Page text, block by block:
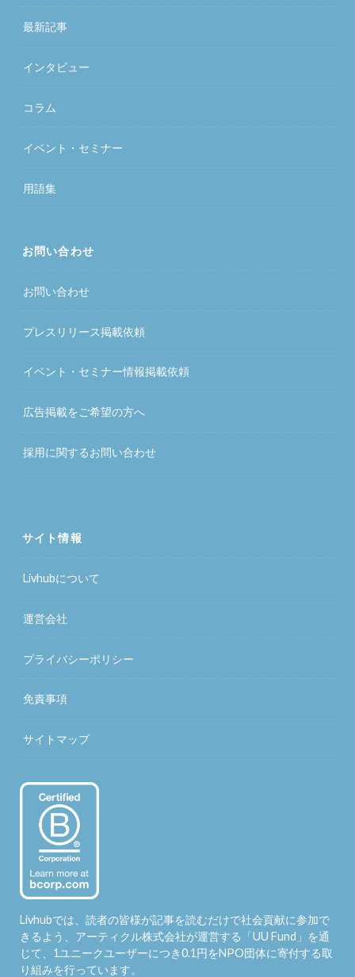
最新記事
インタビュー
コラム
イベント・セミナー
用語集
お問い合わせ
お問い合わせ
プレスリリース掲載依頼
イベント・セミナー情報掲載依頼
広告掲載をご希望の方へ
採用に関するお問い合わせ
サイト情報
Livhubについて
運営会社
プライバシーポリシー
免責事項
サイトマップ
Livhubでは、読者の皆様が記事を読むだけで社会貢献に参加で
きるよう、アーティクル株式会社が運営する「UU Fund 」を通
じて、1ユニークユーザーにつき0.1円をNPO団体に寄付する取
り組みを行っています。